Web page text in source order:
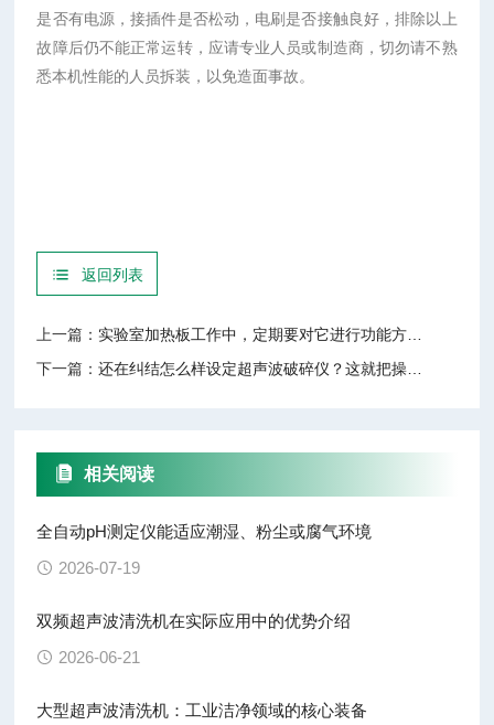
是否有电源，接插件是否松动，电刷是否接触良好，排除以上
故障后仍不能正常运转，应请专业人员或制造商，切勿请不熟
悉本机性能的人员拆装，以免造面事故。
返回列表
上一篇： 实验室加热板工作中，定期要对它进行功能方面的检查
下一篇：还在纠结怎么样设定超声波破碎仪？这就把操作设定方法总结了
相关阅读
全自动pH测定仪能适应潮湿、粉尘或腐气环境
2026-07-19
双频超声波清洗机在实际应用中的优势介绍
2026-06-21
大型超声波清洗机：工业洁净领域的核心装备